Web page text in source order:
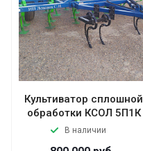
Культиватор сплошной
обработки КСОЛ 5П1К
В наличии